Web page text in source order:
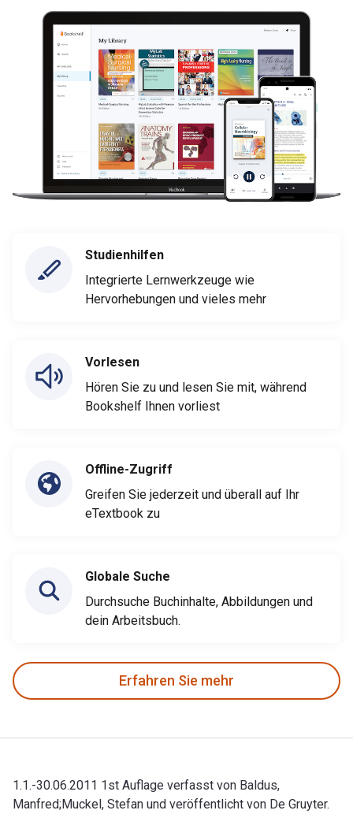
Studienhilfen
Integrierte Lernwerkzeuge wie
Hervorhebungen und vieles mehr
Vorlesen
Hören Sie zu und lesen Sie mit, während
Bookshelf Ihnen vorliest
Offline-Zugriff
Greifen Sie jederzeit und überall auf Ihr
eTextbook zu
Globale Suche
Durchsuche Buchinhalte, Abbildungen und
dein Arbeitsbuch.
Erfahren Sie mehr
1.1.-30.06.2011 1st Auflage verfasst von Baldus,
Manfred;Muckel, Stefan und veröffentlicht von De Gruyter.